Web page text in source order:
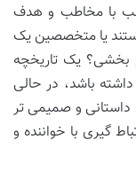
با مخاطب و هدف
یا متخصصین یک
بخشی؟ یک تاریخچه
باشد، در حالی
داستانی و صمیمی تر
گیری با خواننده و